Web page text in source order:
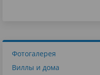
Фотогалерея
Виллы и дома